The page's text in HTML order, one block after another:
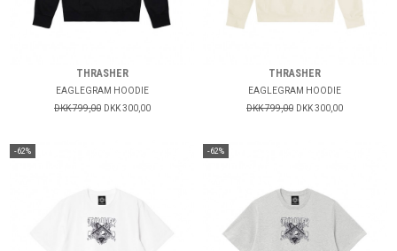
THRASHER
EAGLEGRAM HOODIE
DKK 799,00 DKK 300,00
THRASHER
EAGLEGRAM HOODIE
DKK 799,00 DKK 300,00
-62% -62%